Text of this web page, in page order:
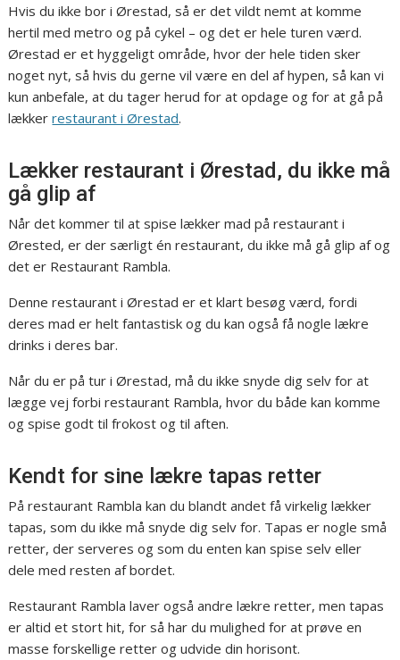
Hvis du ikke bor i Ørestad, så er det vildt nemt at komme
hertil med metro og på cykel – og det er hele turen værd.
Ørestad er et hyggeligt område, hvor der hele tiden sker
noget nyt, så hvis du gerne vil være en del af hypen, så kan vi
kun anbefale, at du tager herud for at opdage og for at gå på
lækkerrestaurant i Ørestad.
Lækker restaurant i Ørestad, du ikke må
gå glip af
Når det kommer til at spise lækker mad på restaurant i
Ørested, er der særligt én restaurant, du ikke må gå glip af og
det er Restaurant Rambla.
Denne restaurant i Ørestad er et klart besøg værd, fordi
deres mad er helt fantastisk og du kan også få nogle lækre
drinks i deres bar.
Når du er på tur i Ørestad, må du ikke snyde dig selv for at
lægge vej forbi restaurant Rambla, hvor du både kan komme
og spise godt til frokost og til aften.
Kendt for sine lækre tapas retter
På restaurant Rambla kan du blandt andet få virkelig lækker
tapas, som du ikke må snyde dig selv for. Tapas er nogle små
retter, der serveres og som du enten kan spise selv eller
dele med resten af bordet.
Restaurant Rambla laver også andre lækre retter, men tapas
er altid et stort hit, for så har du mulighed for at prøve en
masse forskellige retter og udvide din horisont.